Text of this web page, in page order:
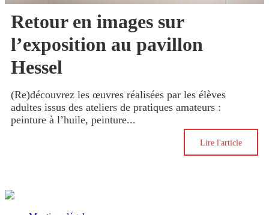
Retour en images sur
l’exposition au pavillon
Hessel
(Re)découvrez les œuvres réalisées par les élèves
adultes issus des ateliers de pratiques amateurs :
peinture à l’huile, peinture...
Lire l'article